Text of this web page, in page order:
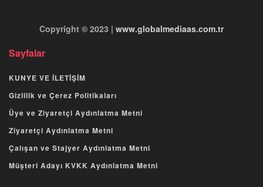
Copyright © 2023 | www.globalmediaas.com.tr
Sayfalar
KUNYE VE İLETİŞİM
Gizlilik ve Çerez Politikaları
Üye ve Ziyaretçi Aydınlatma Metni
Ziyaretçi Aydınlatma Metni
Çalışan ve Stajyer Aydınlatma Metni
Müşteri Adayı KVKK Aydınlatma Metni